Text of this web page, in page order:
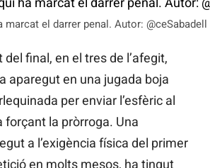
marcat el darrer penal. Autor:
del final, en el tres de l’afegit,
aparegut en una jugada boja
per enviar l’esfèric al
forçant la pròrroga. Una
a l’exigència física del primer
en molts mesos, ha tingut